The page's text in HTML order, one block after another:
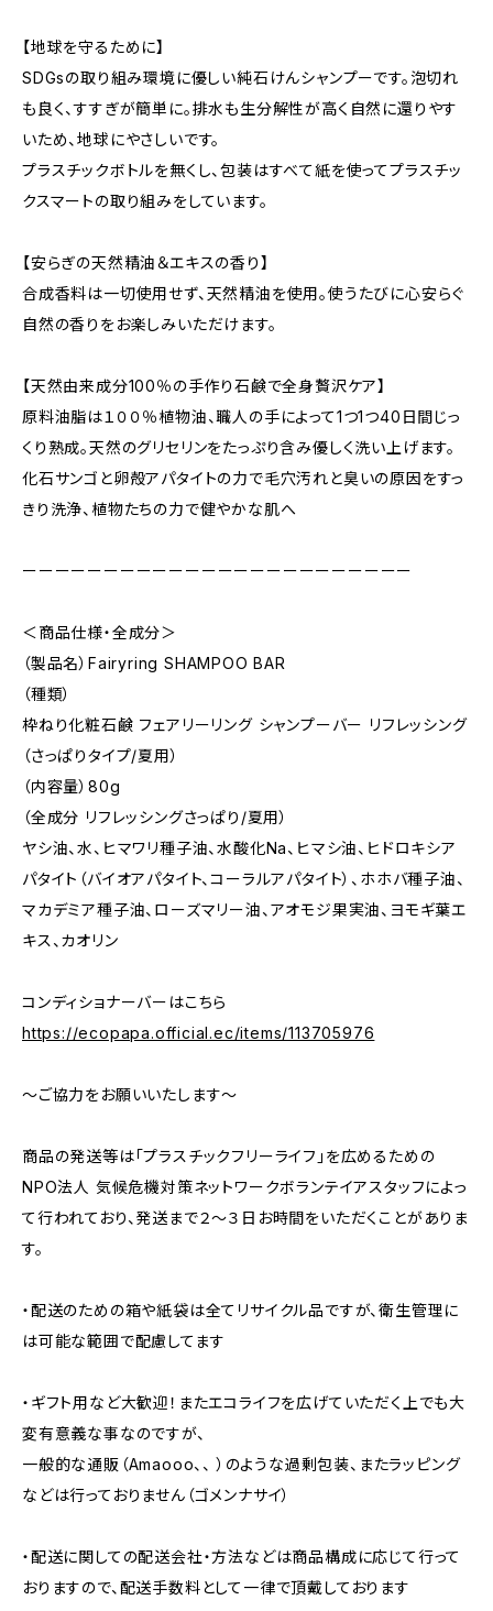
【地球を守るために】
SDGsの取り組み環境に優しい純石けんシャンプーです。泡切れ
も良く、すすぎが簡単に。排水も生分解性が高く自然に還りやす
いため、地球にやさしいです。
プラスチックボトルを無くし、包装はすべて紙を使ってプラスチッ
クスマートの取り組みをしています。
【安らぎの天然精油＆エキスの香り】
合成香料は一切使用せず、天然精油を使用。使うたびに心安らぐ
自然の香りをお楽しみいただけます。
【天然由来成分100％の手作り石鹸で全身贅沢ケア】
原料油脂は１００％植物油、職人の手によって1つ1つ40日間じっ
くり熟成。天然のグリセリンをたっぷり含み優しく洗い上げます。
化石サンゴと卵殻アパタイトの力で毛穴汚れと臭いの原因をすっ
きり洗浄、植物たちの力で健やかな肌へ
ーーーーーーーーーーーーーーーーーーーーーーーー
＜商品仕様・全成分＞
（製品名）Fairyring SHAMPOO BAR
（種類）
枠ねり化粧石鹸 フェアリーリング シャンプーバー リフレッシング
（さっぱりタイプ/夏用）
（内容量）80g
（全成分 リフレッシングさっぱり/夏用）
ヤシ油、水、ヒマワリ種子油、水酸化Na、ヒマシ油、ヒドロキシア
パタイト（バイオアパタイト、コーラルアパタイト）、ホホバ種子油、
マカデミア種子油、ローズマリー油、アオモジ果実油、ヨモギ葉エ
キス、カオリン
コンディショナーバーはこちら
https://ecopapa.official.ec/items/113705976
～ご協力をお願いいたします～
商品の発送等は「プラスチックフリーライフ」を広めるための
NPO法人 気候危機対策ネットワークボランテイアスタッフによっ
て行われており、発送まで２～３日お時間をいただくことがありま
す。
・配送のための箱や紙袋は全てリサイクル品ですが、衛生管理に
は可能な範囲で配慮してます
・ギフト用など大歓迎！またエコライフを広げていただく上でも大
変有意義な事なのですが、
一般的な通販（Amaooo、、 ）のような過剰包装、またラッピング
などは行っておりません（ゴメンナサイ）
・配送に関しての配送会社・方法などは商品構成に応じて行って
おりますので、配送手数料として一律で頂戴しております